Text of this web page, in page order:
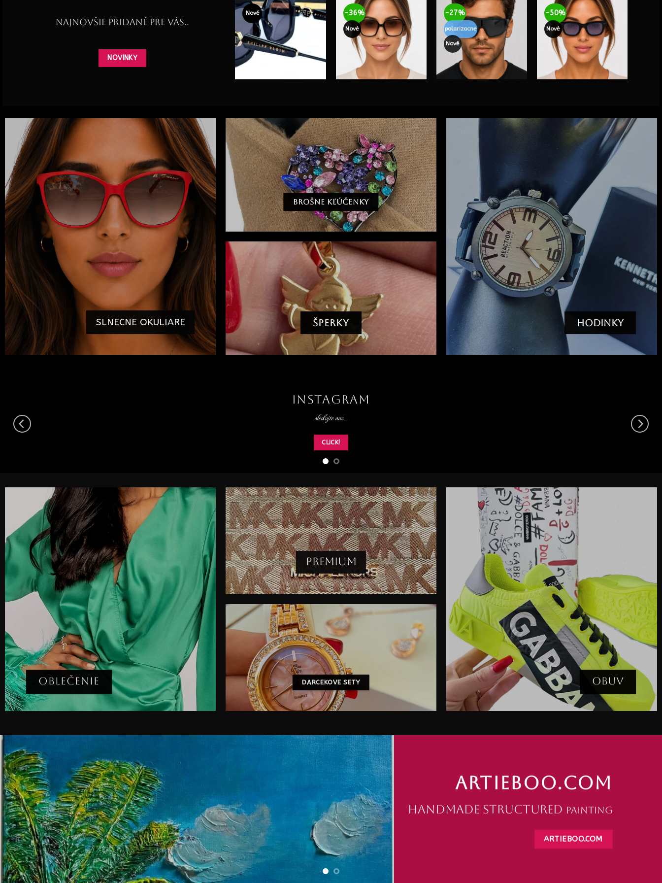
Najnovšie pridané pre Vás..
NOVINKY
Nové -36%
Nové
-27%
polarizacne
Nové
-50%
Nové
SLNECNE OKULIARE
BROŠNE KĽÚČENKY
HODINKY
ŠPERKY
INSTAGRAM
sledujte nas..
CLICK!
OBLEČENIE
PREMIUM
OBUV
DARCEKOVE SETY
ARTIEBOO.COM
handmade structured painting
ARTIEBOO.COM
ARTIEBOO.COM
rucne vyrabaneobrazy
technika strukturovane 3Dobrazys malbou